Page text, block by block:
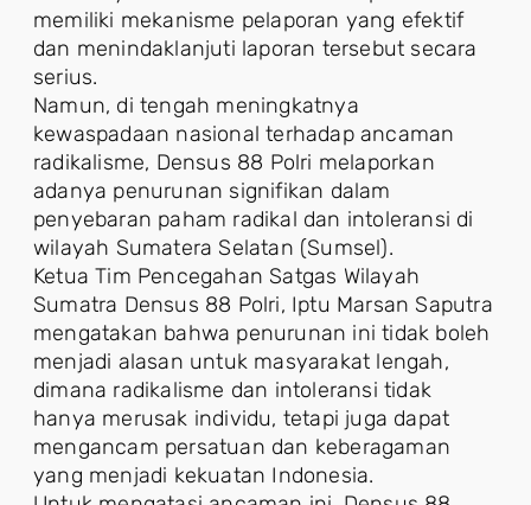
memiliki mekanisme pelaporan yang efektif
dan menindaklanjuti laporan tersebut secara
serius.
Namun, di tengah meningkatnya
kewaspadaan nasional terhadap ancaman
radikalisme, Densus 88 Polri melaporkan
adanya penurunan signifikan dalam
penyebaran paham radikal dan intoleransi di
wilayah Sumatera Selatan (Sumsel).
Ketua Tim Pencegahan Satgas Wilayah
Sumatra Densus 88 Polri, Iptu Marsan Saputra
mengatakan bahwa penurunan ini tidak boleh
menjadi alasan untuk masyarakat lengah,
dimana radikalisme dan intoleransi tidak
hanya merusak individu, tetapi juga dapat
mengancam persatuan dan keberagaman
yang menjadi kekuatan Indonesia.